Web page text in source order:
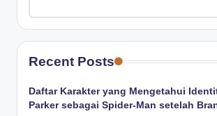
Recent Posts
Daftar Karakter yang Mengetahui
Parker sebagai Spider-Man setelah